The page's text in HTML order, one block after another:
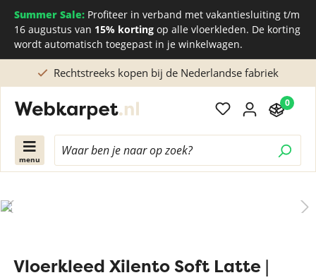
Summer Sale: Profiteer in verband met vakantiesluiting t/m
16 augustus van 15% korting op alle vloerkleden. De korting
wordt automatisch toegepast in je winkelwagen.
Rechtstreeks kopen bij de Nederlandse fabriek
menu
0
Vloerkleed Xilento Soft Latte |